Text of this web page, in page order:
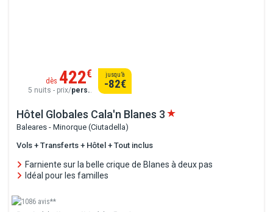
Hôtel Globales Cala'n Blanes 3
Baleares - Minorque (Ciutadella)
Vols + Transferts + Hôtel + Tout inclus
Farniente sur la belle crique de Blanes à deux pas
Idéal pour les familles
1086 avis**
dès 422€
5 nuits - prix/pers..
jusqu’à
-82€